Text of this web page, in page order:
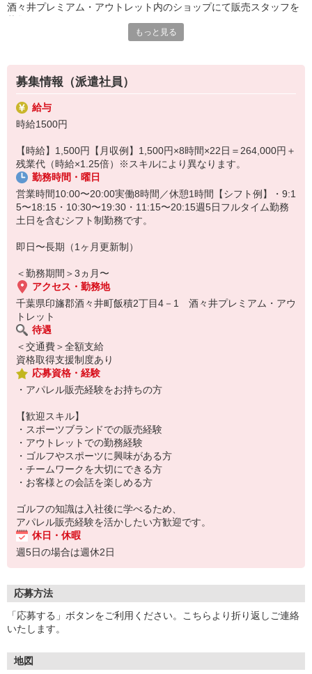
酒々井プレミアム・アウトレット内のショップにて販売スタッフを
店頭では「Munsingwear」を中心に、
日常でも楽しめるファッションアイテムを提案しています。
お任せするのは、
・接客販売
・レジ対応
・商品整理
・ディスプレイ変更
・入荷、検品対応
・その他店舗運営業務
アウトレット店舗のため、
ファミリー層からゴルフ愛好家まで幅広いお客様が来店されます。
お客様との会話を楽しみながら、
スポーツブランド経験は不問。
新しいジャンルに挑戦したい方にもおすすめです。
もっと見る
募集情報（派遣社員）
給与
時給1500円
【時給】1,500円【月収例】1,500円×8時間×22日＝264,000円＋
残業代（時給×1.25倍）※スキルにより異なります。
勤務時間・曜日
営業時間10:00〜20:00実働8時間／休憩1時間【シフト例】・9:1
5〜18:15・10:30〜19:30・11:15〜20:15週5日フルタイム勤務
土日を含むシフト制勤務です。
即日〜長期（1ヶ月更新制）
＜勤務期間＞3ヵ月〜
アクセス・勤務地
千葉県印旛郡酒々井町飯積2丁目4－1 酒々井プレミアム・アウ
トレット
待遇
＜交通費＞全額支給
資格取得支援制度あり
応募資格・経験
・アパレル販売経験をお持ちの方
【歓迎スキル】
・スポーツブランドでの販売経験
・アウトレットでの勤務経験
・ゴルフやスポーツに興味がある方
・チームワークを大切にできる方
・お客様との会話を楽しめる方
ゴルフの知識は入社後に学べるため、
アパレル販売経験を活かしたい方歓迎です。
休日・休暇
週5日の場合は週休2日
応募方法
「応募する」ボタンをご利用ください。こちらより折り返しご連絡
いたします。
地図